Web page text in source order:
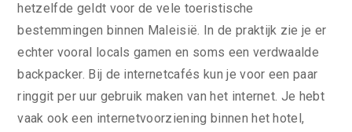
hetzelfde geldt voor de vele toeristische
bestemmingen binnen Maleisië. In de praktijk zie je er
echter vooral locals gamen en soms een verdwaalde
backpacker. Bij de internetcafés kun je voor een paar
ringgit per uur gebruik maken van het internet. Je hebt
vaak ook een internetvoorziening binnen het hotel,